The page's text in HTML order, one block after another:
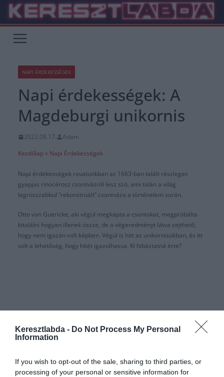
Keresztlabda - Do Not Process My Personal
Information
If you wish to opt-out of the sale, sharing to third parties, or
processing of your personal or sensitive information for
Skip
content
NAPI ÉRDEKESSÉGEK
Napi érdekességek: A
Magdeburgi unikornis
2022.08.17.
Adam
Kezdőlap » Napi Érdekességek
Napi érdekességek rovatunkban az 1663-ban talált részleges
gyapjas rinocérosz csontvázról lesz szó, ami talán a világ
legrosszabbul “rekonstruált” csontváza a történelem során.
Otto von Guericke, aki végül megkapta a csontokat, megpróbálta
kitalálni hogyan illenek össze, de a végeredményt látva sejthető,
hogy nem igazán volt képben. Végül is hitt az unikornisokban, és itt
volt a lehetőség, hogy hitét igazolhassa. Ki hibáztatná érte?